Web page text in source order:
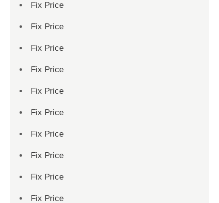
Fix Price
Fix Price
Fix Price
Fix Price
Fix Price
Fix Price
Fix Price
Fix Price
Fix Price
Fix Price